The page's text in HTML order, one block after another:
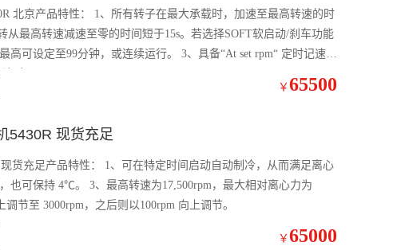
北京产品特性： 1、所有转子在最大承载时，加速至最高转速的时
从最高转速减速至零的时间短于15s。若选择SOFT软启动/刹车功能
时。
￥ 65500
5430R 现货充足
货充足产品特性： 1、可在特定时间启动自动制冷，从而满足离心
节至 3000rpm，之后则以100rpm 向上调节。
￥ 65000